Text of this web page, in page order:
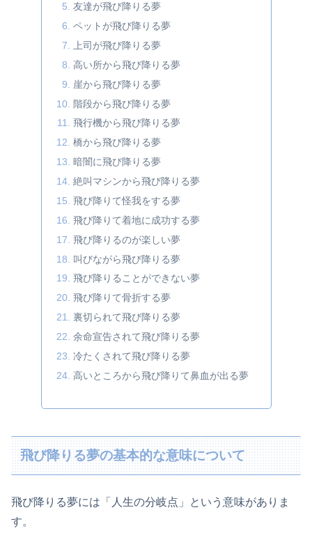
友達が飛び降りる夢
ペットが飛び降りる夢
上司が飛び降りる夢
高い所から飛び降りる夢
崖から飛び降りる夢
階段から飛び降りる夢
飛行機から飛び降りる夢
橋から飛び降りる夢
暗闇に飛び降りる夢
絶叫マシンから飛び降りる夢
飛び降りて怪我をする夢
飛び降りて着地に成功する夢
飛び降りるのが楽しい夢
叫びながら飛び降りる夢
飛び降りることができない夢
飛び降りて骨折する夢
裏切られて飛び降りる夢
余命宣告されて飛び降りる夢
冷たくされて飛び降りる夢
高いところから飛び降りて鼻血が出る夢
飛び降りる夢の基本的な意味について
飛び降りる夢には「人生の分岐点」という意味がありま
す。